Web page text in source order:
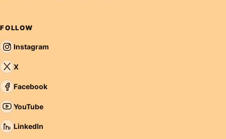
FOLLOW
Instagram
X
Facebook
YouTube
LinkedIn